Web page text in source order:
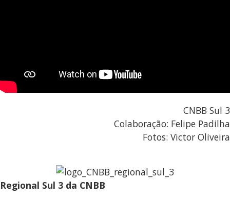
CNBB Sul 3
Colaboração: Felipe Padilha
Fotos: Victor Oliveira
Regional Sul 3 da CNBB